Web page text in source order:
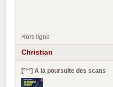
Hors ligne
Christian
[°*°] A la poursuite des scans